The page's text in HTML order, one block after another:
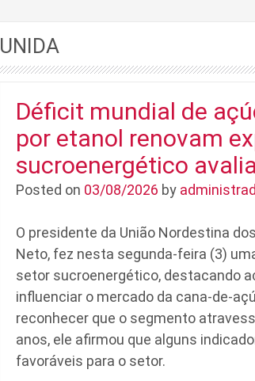
UNIDA
Déficit mundial de
por etanol renovam
sucroenergético
Posted on 03/08/2026 by
O presidente da União Nordestina
Neto, fez nesta segunda-feira (3)
setor sucroenergético, destacando
influenciar o mercado da cana-de-
reconhecer que o segmento
anos, ele afirmou que alguns
favoráveis para o setor.